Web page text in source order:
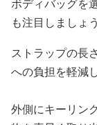
ボディバッグを
も注目しましょう
ストラップの長
への負担を軽減
外側にキーリン